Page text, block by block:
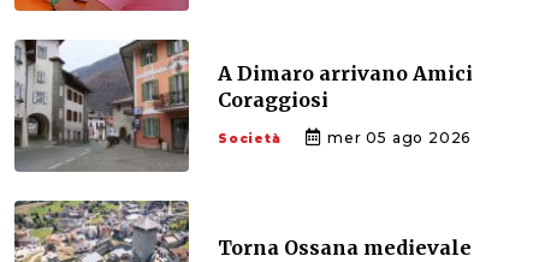
A Dimaro arrivano Amici
Coraggiosi
Società mer 05 ago 2026
Torna Ossana medievale